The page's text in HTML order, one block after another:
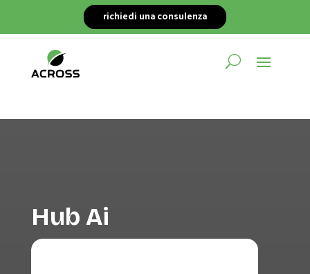
richiedi una consulenza
Hub Ai